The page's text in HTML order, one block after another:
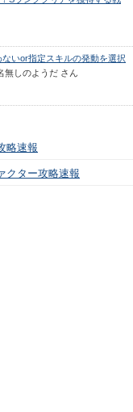
いor指定スキルの発動を選択
無しのようだ さん
略速報
クター攻略速報